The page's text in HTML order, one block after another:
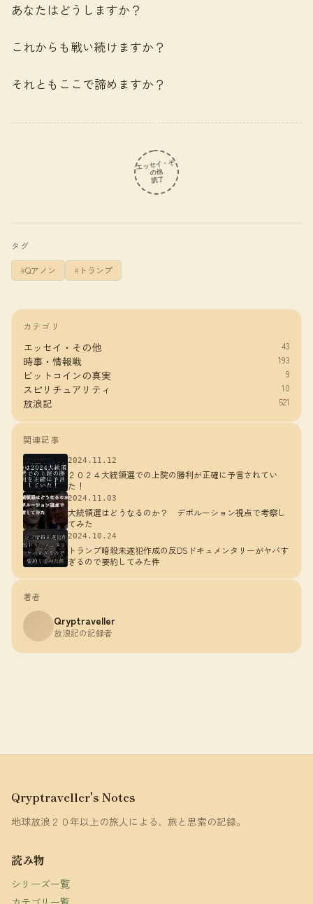
あなたはどうしますか？
これからも戦い続けますか？
それともここで諦めますか？
エッセイ・そ
の他
読了
タグ
Qアノン トランプ
カテゴリ
エッセイ・その他 43
時事・情報戦 193
ビットコインの真実 9
スピリチュアリティ 10
放浪記 521
関連記事
2024.11.12
２０２４大統領選での上院の勝利が正確に予言されてい
た！
2024.11.03
大統領選はどうなるのか？ デボルーション視点で考察し
てみた
2024.10.24
トランプ暗殺未遂犯作成の反DSドキュメンタリーがヤバす
ぎるので要約してみた件
著者
Qryptraveller
放浪記の記録者
Qryptraveller's Notes
地球放浪２０年以上の旅人による、旅と思索の記録。
読み物
シリーズ一覧